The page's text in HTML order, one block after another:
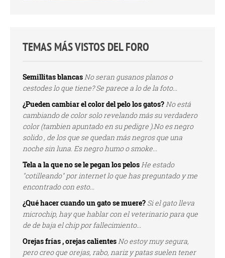
TEMAS MÁS VISTOS DEL FORO
Semillitas blancasNo seran gusanos planos o
cestodes lo que tiene? Se parece a lo de la foto...
¿Pueden cambiar el color del pelo los gatos?No está
cambiando de color solo revelando más su verdadero
color (tambien apuntado en su pedigre ).No es negro
solido , de los que se quedan más negros que una
noche sin luna. Es negro humo o smoke...
Tela a la que no se le pegan los pelosHe estado
"cotilleando" por internet lo que has preguntado y me
encontrado con esto...
¿Qué hacer cuando un gato se muere? Si el gato lleva
microchip, hay que hablar con el veterinario para que
de de baja el chip por fallecimiento...
Orejas frías , orejas calientesNo estoy muy segura,
pero creo que orejas, rabo, nariz y patas suelen tener